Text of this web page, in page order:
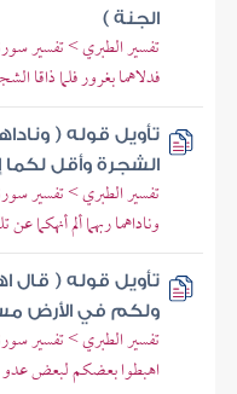
الجنة )
تفسير الطبري > تفسير
فدلاهما بغرور فلما ذاقا
تأويل قوله (
الشجرة وأقل
تفسير الطبري > تفسير
وناداهما ربهما ألم أنهكما
تأويل قوله (
ولكم في الأرض
تفسير الطبري > تفسير
اهبطوا بعضكم لبعض